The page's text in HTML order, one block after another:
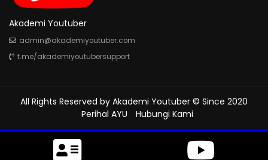
Akademi Youtuber
admin@akademiyoutuber.com
t.me/akademiyoutubersupport
All Rights Reserved by Akademi Youtuber © Since 2020
Perihal AYU
Hubungi Kami